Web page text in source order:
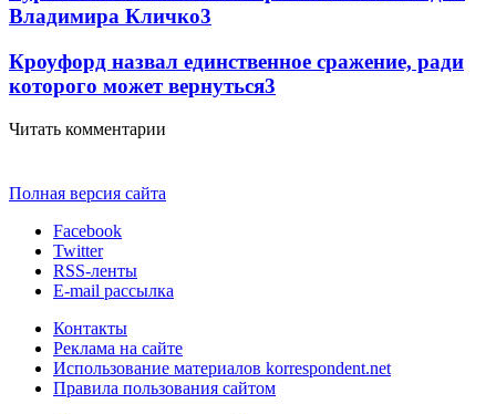
Владимира Кличко3
Кроуфорд назвал единственное сражение, ради
которого может вернуться3
Читать комментарии
Полная версия сайта
Facebook
Twitter
RSS-ленты
E-mail рассылка
Контакты
Реклама на сайте
Использование материалов korrespondent.net
Правила пользования сайтом